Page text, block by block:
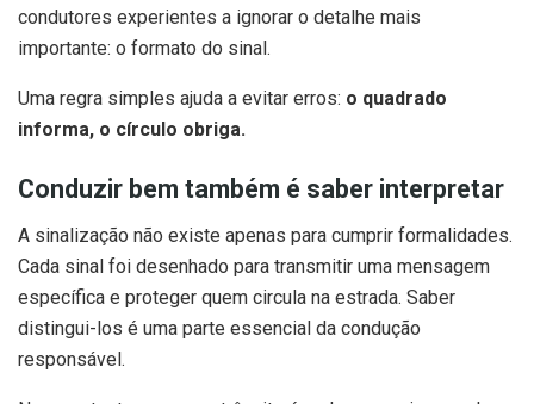
condutores experientes a ignorar o detalhe mais
importante: o formato do sinal.
Uma regra simples ajuda a evitar erros: o quadrado
informa, o círculo obriga.
Conduzir bem também é saber interpretar
A sinalização não existe apenas para cumprir formalidades.
Cada sinal foi desenhado para transmitir uma mensagem
específica e proteger quem circula na estrada. Saber
distingui-los é uma parte essencial da condução
responsável.